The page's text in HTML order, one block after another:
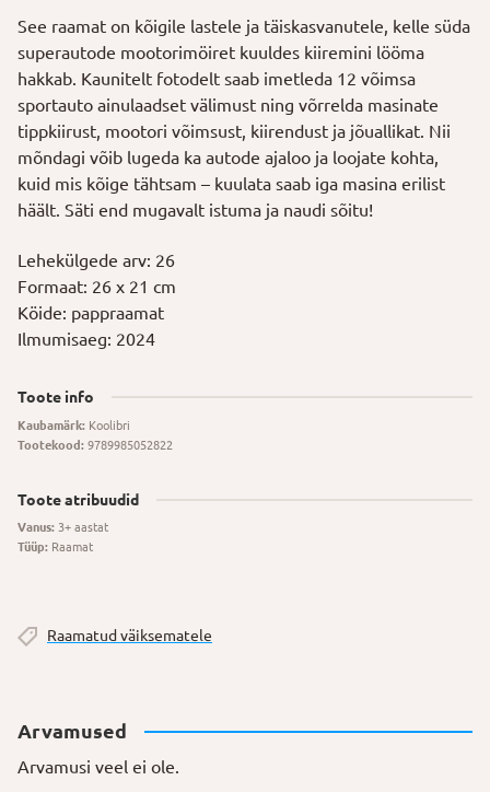
See raamat on kõigile lastele ja täiskasvanutele, kelle süda
superautode mootorimöiret kuuldes kiiremini lööma
hakkab. Kaunitelt fotodelt saab imetleda 12 võimsa
sportauto ainulaadset välimust ning võrrelda masinate
tippkiirust, mootori võimsust, kiirendust ja jõuallikat. Nii
mõndagi võib lugeda ka autode ajaloo ja loojate kohta,
kuid mis kõige tähtsam – kuulata saab iga masina erilist
häält. Säti end mugavalt istuma ja naudi sõitu!
Lehekülgede arv: 26
Formaat: 26 x 21 cm
Köide: pappraamat
Ilmumisaeg: 2024
Toote info
Kaubamärk: Koolibri
Tootekood: 9789985052822
Toote atribuudid
Vanus: 3+ aastat
Tüüp: Raamat
Raamatud väiksematele
Arvamused
Arvamusi veel ei ole.